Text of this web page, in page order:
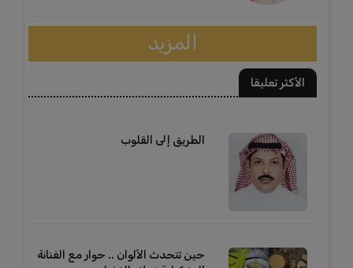
المزيد
الأكثر تعليقا
الطريق إلى القلوب
حين تتحدث الألوان .. حوار مع الفنانة